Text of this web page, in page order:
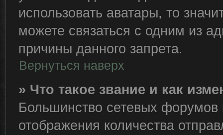
использовать аватары, то
можете связаться с одним из
причины данного запрета.
Вернуться наверх
» Что такое звание и как
Большинство сетевых форумов
отображения количества